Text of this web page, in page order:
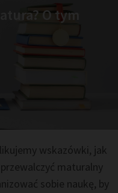
O tym
wskazówki, jak
maturalny
sobie naukę, by